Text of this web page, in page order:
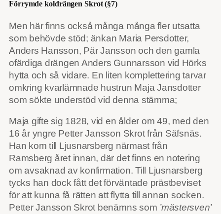
Förrymde koldrängen Skrot (§7)
Men här finns också många många fler utsatta
som behövde stöd; änkan Maria Persdotter,
Anders Hansson, Pär Jansson och den gamla
ofärdiga drängen Anders Gunnarsson vid Hörks
hytta och så vidare. En liten komplettering tarvar
omkring kvarlämnade hustrun Maja Jansdotter
som sökte understöd vid denna stämma;
Maja gifte sig 1828, vid en ålder om 49, med den
16 år yngre Petter Jansson Skrot från Säfsnäs.
Han kom till Ljusnarsberg närmast från
Ramsberg året innan, där det finns en notering
om avsaknad av konfirmation. Till Ljusnarsberg
tycks han dock fått det förväntade prästbeviset
för att kunna få rätten att flytta till annan socken.
Petter Jansson Skrot benämns som ’mästersven’